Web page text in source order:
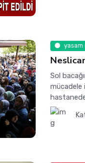
yasam
Sol
mücadele